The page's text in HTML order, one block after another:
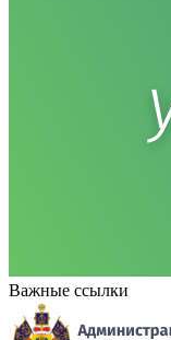
Важные ссылки